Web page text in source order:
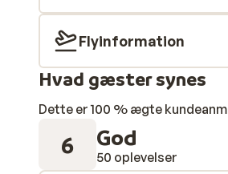
Flyinformation
Hvad gæster synes
Dette er 100 % ægte
6 God
50 oplevelser